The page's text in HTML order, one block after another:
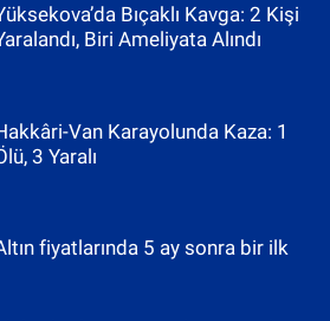
Bıçaklı Kavga: 2 Kişi
Biri Ameliyata Alındı
Van Karayolunda Kaza: 1
3 Yaralı
fiyatlarında 5 ay sonra bir ilk